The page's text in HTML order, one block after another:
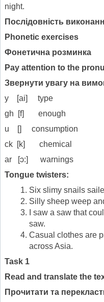
night.
Послідовність
Phonetic exercises
Фонетична розминка
Pay attention to the
Звернути увагу на
y [ai] type
gh [f] enough
u [] consumption
ck [k] chemical
ar [ɔ:] warnings
Tongue twisters:
Six slimy snails
Silly sheep weep
I saw a saw that
saw.
Casual clothes are
across Asia.
Task 1
Read and translate the
Прочитати та